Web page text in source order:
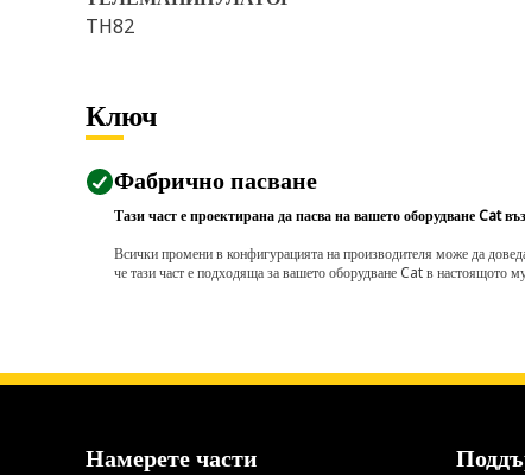
TH82
Ключ
Фабрично пасване
Тази част е проектирана да пасва на вашето оборудване Cat
Всички промени в конфигурацията на производителя може да
че тази част е подходяща за вашето оборудване Cat в настоящото
Намерете части